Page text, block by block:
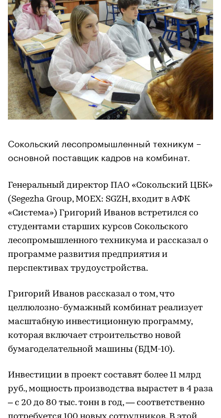
Сокольский лесопромышленный техникум –
основной поставщик кадров на комбинат.
Генеральный директор ПАО «Сокольский ЦБК»
(Segezha Group, MOEX: SGZH, входит в АФК
«Система») Григорий Иванов встретился со
студентами старших курсов Сокольского
лесопромышленного техникума и рассказал о
программе развития предприятия и
перспективах трудоустройства.
Григорий Иванов рассказал о том, что
целлюлозно-бумажный комбинат реализует
масштабную инвестиционную программу,
которая включает строительство новой
бумагоделательной машины (БДМ-10).
Инвестиции в проект составят более 11 млрд
руб., мощность производства вырастет в 4 раза
– с 20 до 80 тыс. тонн в год, — соответственно